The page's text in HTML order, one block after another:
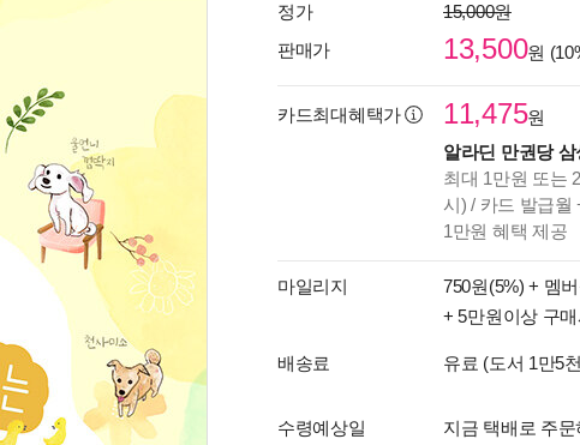
정가
15,000원
판매가
13,500원
카드최대혜택가 11,475원
알라딘 만권당
최대 1만원 또는
시) / 카드 발급월
1만원 혜택 제공
마일리지 750원(5%) + 멤
+ 5만원이상 구매
배송료 유료 (도서 1만5
수령예상일
지금 택배로 주